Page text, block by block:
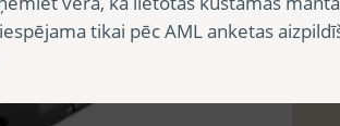
tikai pēc AML anketas